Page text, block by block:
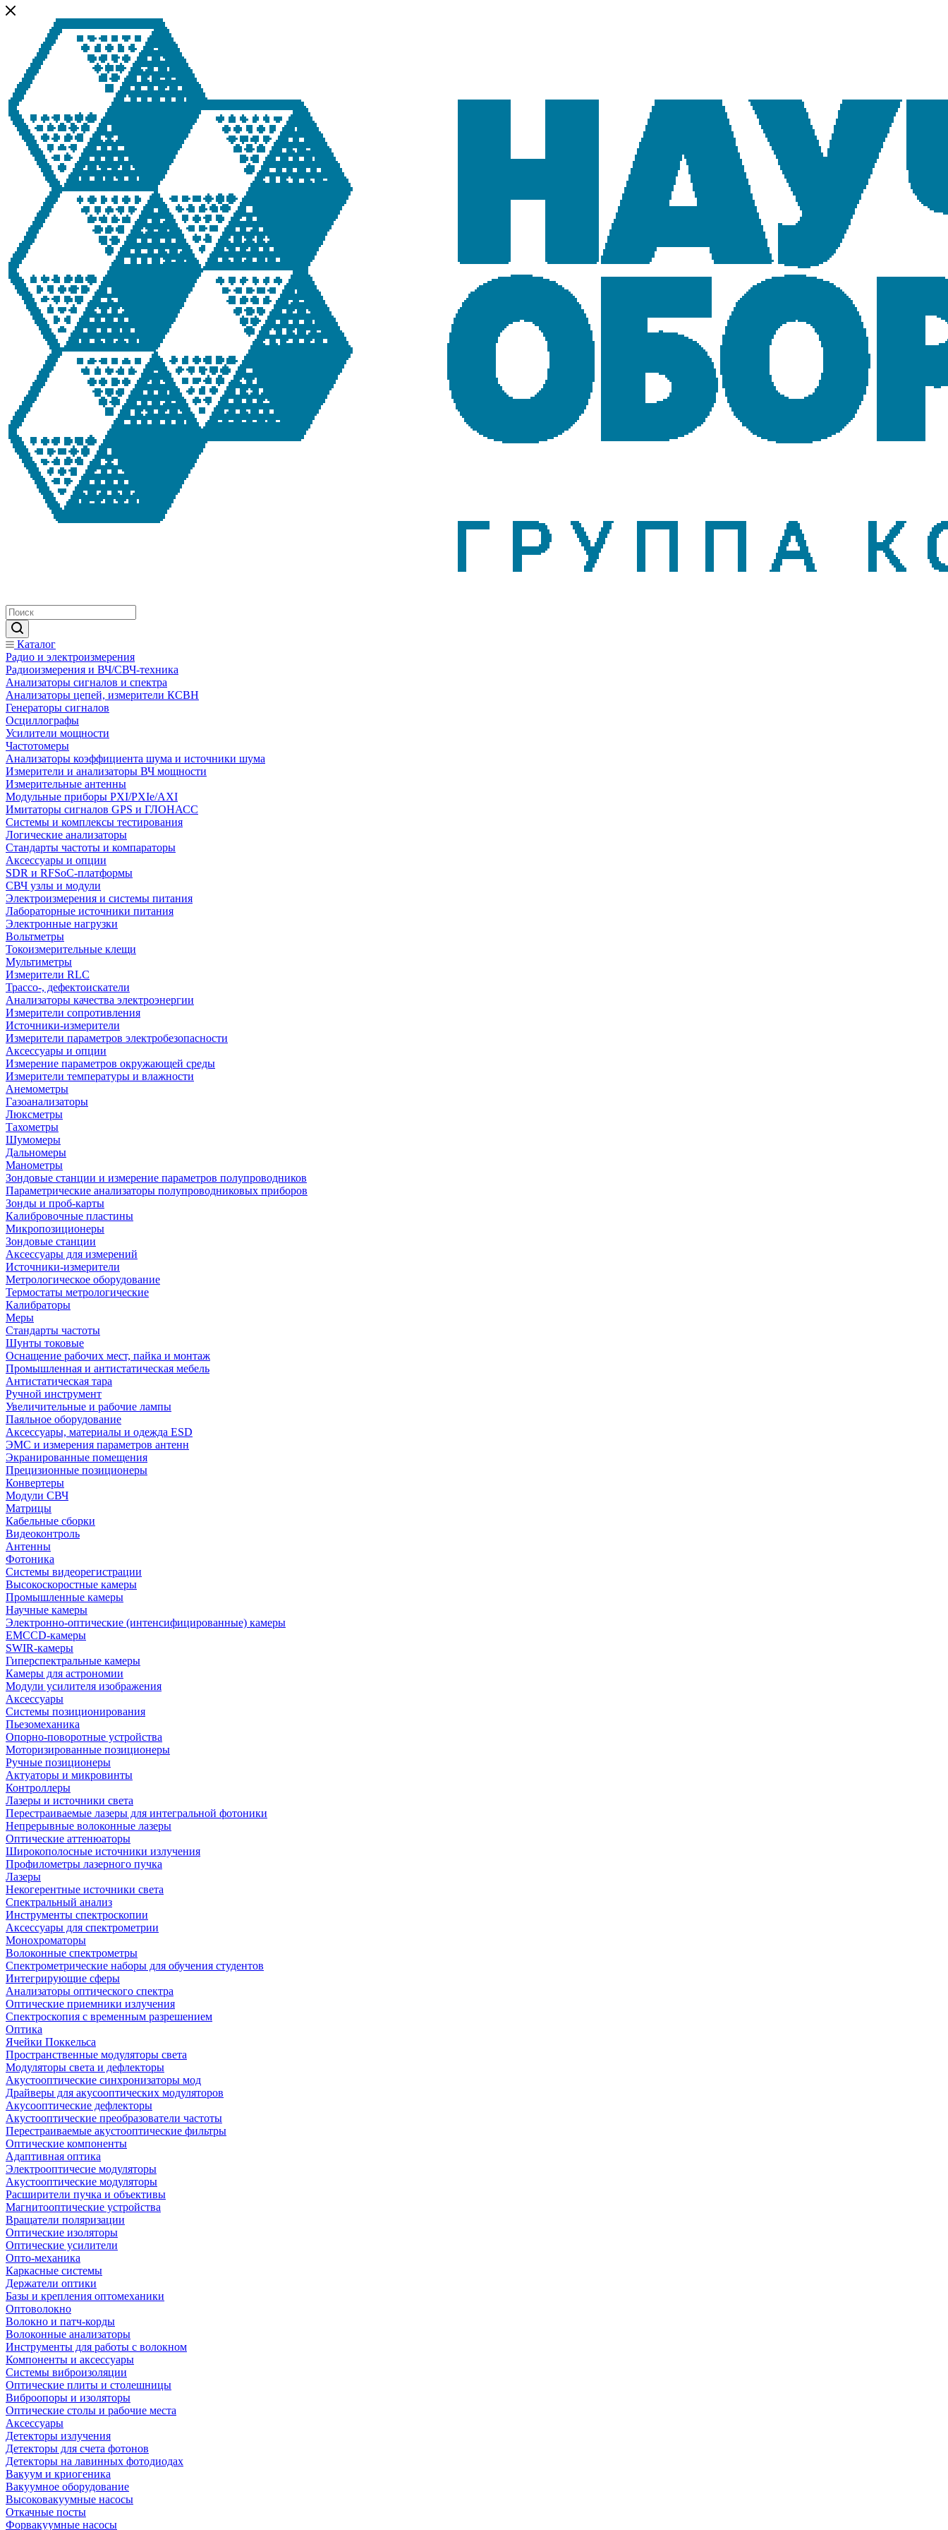
Каталог
Радио и электроизмерения
Радиоизмерения и ВЧ/СВЧ-техника
Анализаторы сигналов и спектра
Анализаторы цепей, измерители КСВН
Генераторы сигналов
Осциллографы
Усилители мощности
Частотомеры
Анализаторы коэффициента шума и источники шума
Измерители и анализаторы ВЧ мощности
Измерительные антенны
Модульные приборы PXI/PXIe/AXI
Имитаторы сигналов GPS и ГЛОНАСС
Системы и комплексы тестирования
Логические анализаторы
Стандарты частоты и компараторы
Аксессуары и опции
SDR и RFSoC‑платформы
СВЧ узлы и модули
Электроизмерения и системы питания
Лабораторные источники питания
Электронные нагрузки
Вольтметры
Токоизмерительные клещи
Мультиметры
Измерители RLC
Трассо-, дефектоискатели
Анализаторы качества электроэнергии
Измерители сопротивления
Источники-измерители
Измерители параметров электробезопасности
Аксессуары и опции
Измерение параметров окружающей среды
Измерители температуры и влажности
Анемометры
Газоанализаторы
Люксметры
Тахометры
Шумомеры
Дальномеры
Манометры
Зондовые станции и измерение параметров полупроводников
Параметрические анализаторы полупроводниковых приборов
Зонды и проб-карты
Калибровочные пластины
Микропозиционеры
Зондовые станции
Аксессуары для измерений
Источники-измерители
Метрологическое оборудование
Термостаты метрологические
Калибраторы
Меры
Стандарты частоты
Шунты токовые
Оснащение рабочих мест, пайка и монтаж
Промышленная и антистатическая мебель
Антистатическая тара
Ручной инструмент
Увеличительные и рабочие лампы
Паяльное оборудование
Аксессуары, материалы и одежда ESD
ЭМС и измерения параметров антенн
Экранированные помещения
Прецизионные позиционеры
Конвертеры
Модули СВЧ
Матрицы
Кабельные сборки
Видеоконтроль
Антенны
Фотоника
Cистемы видеорегистрации
Высокоскоростные камеры
Промышленные камеры
Научные камеры
Электронно-оптические (интенсифицированные) камеры
EMCCD-камеры
SWIR-камеры
Гиперспектральные камеры
Камеры для астрономии
Модули усилителя изображения
Аксессуары
Системы позиционирования
Пьезомеханика
Опорно-поворотные устройства
Моторизированные позиционеры
Ручные позиционеры
Актуаторы и микровинты
Контроллеры
Лазеры и источники света
Перестраиваемые лазеры для интегральной фотоники
Непрерывные волоконные лазеры
Оптические аттенюаторы
Широкополосные источники излучения
Профилометры лазерного пучка
Лазеры
Некогерентные источники света
Спектральный анализ
Инструменты спектроскопии
Аксессуары для спектрометрии
Монохроматоры
Волоконные спектрометры
Спектрометрические наборы для обучения студентов
Интегрирующие сферы
Анализаторы оптического спектра
Оптические приемники излучения
Спектроскопия с временным разрешением
Оптика
Ячейки Поккельса
Пространственные модуляторы света
Модуляторы света и дефлекторы
Акустооптические синхронизаторы мод
Драйверы для акусооптических модуляторов
Акусооптические дефлекторы
Акустооптические преобразователи частоты
Перестраиваемые акустооптические фильтры
Оптические компоненты
Адаптивная оптика
Электрооптичесие модуляторы
Акустооптические модуляторы
Расширители пучка и объективы
Магнитооптические устройства
Вращатели поляризации
Оптические изоляторы
Оптические усилители
Опто-механика
Каркасные системы
Держатели оптики
Базы и крепления оптомеханики
Оптоволокно
Волокно и патч-корды
Волоконные анализаторы
Инструменты для работы с волокном
Компоненты и аксессуары
Системы виброизоляции
Оптические плиты и столешницы
Виброопоры и изоляторы
Оптические столы и рабочие места
Аксессуары
Детекторы излучения
Детекторы для счета фотонов
Детекторы на лавинных фотодиодах
Вакуум и криогеника
Вакуумное оборудование
Высоковакуумные насосы
Откачные посты
Форвакуумные насосы